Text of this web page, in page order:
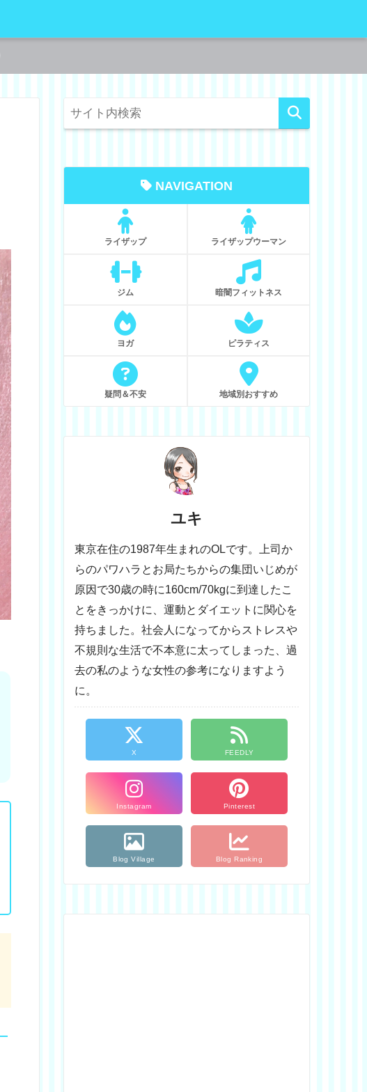
NAVIGATION
ライザップ ライザップウーマン
ジム 暗闇フィットネス
ヨガ ピラティス
疑問＆不安 地域別おすすめ
ユキ
東京在住の1987年生まれのOLです。上司か
らのパワハラとお局たちからの集団いじめが
原因で30歳の時に160cm/70kgに到達したこ
とをきっかけに、運動とダイエットに関心を
持ちました。社会人になってからストレスや
不規則な生活で不本意に太ってしまった、過
去の私のような女性の参考になりますよう
に。
X FEEDLY
Instagram Pinterest
Blog Village Blog Ranking